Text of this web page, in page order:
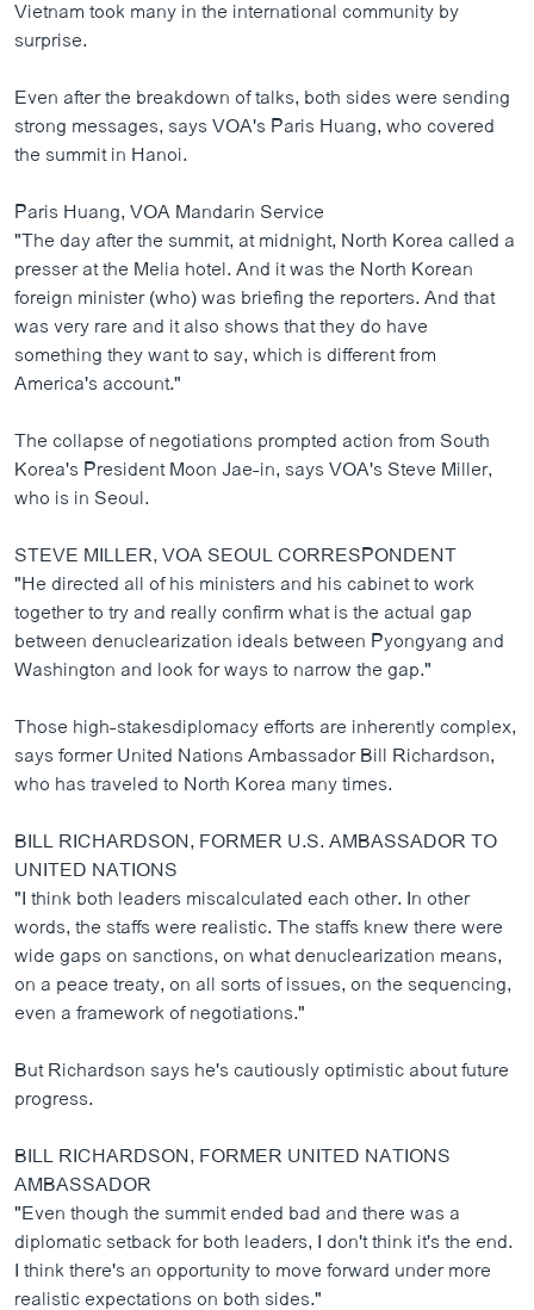
Vietnam took many in the international community by
surprise.
Even after the breakdown of talks, both sides were sending
strong messages, says VOA's Paris Huang, who covered
the summit in Hanoi.
Paris Huang, VOA Mandarin Service
"The day after the summit, at midnight, North Korea called a
presser at the Melia hotel. And it was the North Korean
foreign minister (who) was briefing the reporters. And that
was very rare and it also shows that they do have
something they want to say, which is different from
America's account."
The collapse of negotiations prompted action from South
Korea's President Moon Jae-in, says VOA's Steve Miller,
who is in Seoul.
STEVE MILLER, VOA SEOUL CORRESPONDENT
"He directed all of his ministers and his cabinet to work
together to try and really confirm what is the actual gap
between denuclearization ideals between Pyongyang and
Washington and look for ways to narrow the gap."
Those high-stakesdiplomacy efforts are inherently complex,
says former United Nations Ambassador Bill Richardson,
who has traveled to North Korea many times.
BILL RICHARDSON, FORMER U.S. AMBASSADOR TO
UNITED NATIONS
"I think both leaders miscalculated each other. In other
words, the staffs were realistic. The staffs knew there were
wide gaps on sanctions, on what denuclearization means,
on a peace treaty, on all sorts of issues, on the sequencing,
even a framework of negotiations."
But Richardson says he's cautiously optimistic about future
progress.
BILL RICHARDSON, FORMER UNITED NATIONS
AMBASSADOR
"Even though the summit ended bad and there was a
diplomatic setback for both leaders, I don't think it's the end.
I think there's an opportunity to move forward under more
realistic expectations on both sides."